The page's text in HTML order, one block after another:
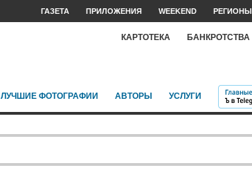
ГАЗЕТА ПРИЛОЖЕНИЯ WEEKEND РЕГИОНЫ
КАРТОТЕКА БАНКРОТСТВА
ЛУЧШИЕ ФОТОГРАФИИ АВТОРЫ УСЛУГИ